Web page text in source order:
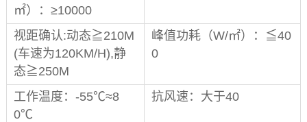
㎡）：≥10000
视距确认:动态≧210M
(车速为120KM/H),静
态≧250M
峰值功耗（W/㎡）：≦40
0
工作温度：-55℃≈8
0℃
抗风速：大于40